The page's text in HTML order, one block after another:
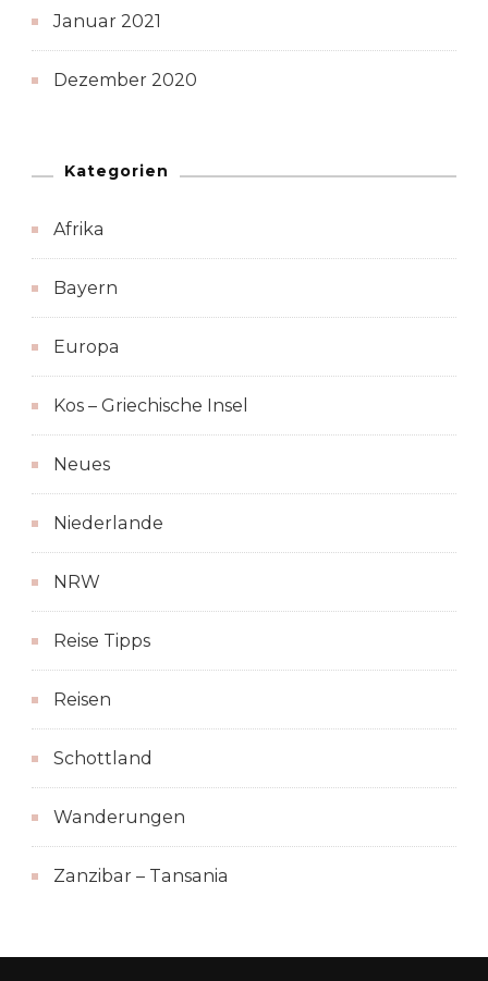
Januar 2021
Dezember 2020
Kategorien
Afrika
Bayern
Europa
Kos – Griechische Insel
Neues
Niederlande
NRW
Reise Tipps
Reisen
Schottland
Wanderungen
Zanzibar – Tansania